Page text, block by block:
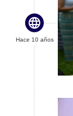

Hace 10 años